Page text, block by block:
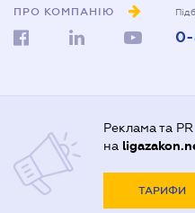
ПРО КОМПАНІЮ
0-
Реклама та PR
на
ТАРИФИ